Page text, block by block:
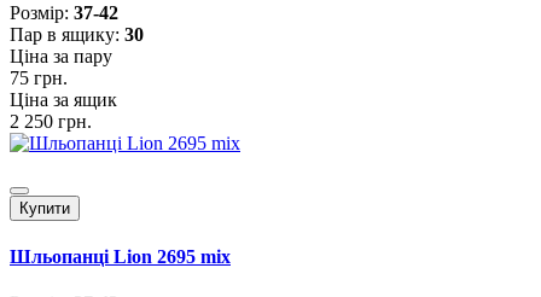
Розмiр: 37-42
Пар в ящику: 30
Ціна за пару
75 грн.
Ціна за ящик
2 250 грн.
Купити
Шльопанці Lion 2695 mix